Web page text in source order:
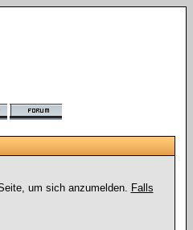
um sich anzumelden. Falls